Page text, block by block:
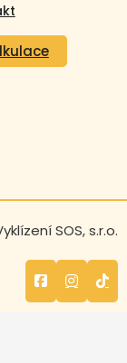
SOS, s.r.o.